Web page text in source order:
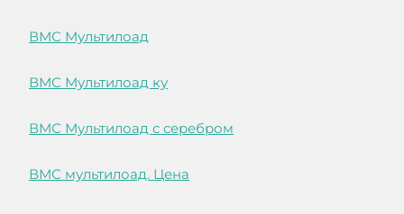
ВМС Мультилоад
ВМС Мультилоад ку
ВМС Мультилоад с серебром
ВМС мультилоад. Цена